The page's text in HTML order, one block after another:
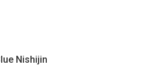
Nishijin